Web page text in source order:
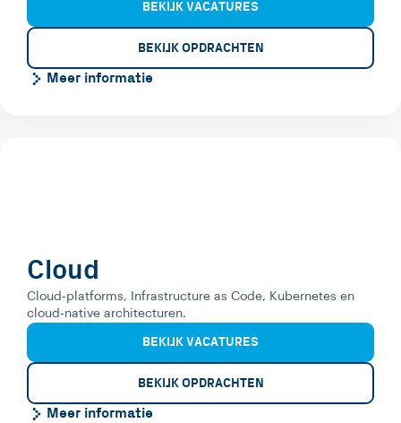
BEKIJK VACATURES
BEKIJK OPDRACHTEN
Meer informatie
Cloud
Cloud-platforms, Infrastructure as Code, Kubernetes en
cloud-native architecturen.
BEKIJK VACATURES
BEKIJK OPDRACHTEN
Meer informatie